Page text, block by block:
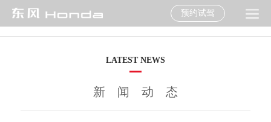
预约试驾
LATEST NEWS
新闻动态